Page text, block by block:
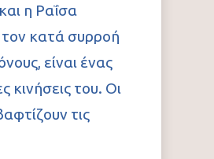
η Ραΐσα
τον κατά συρροή
είναι ένας
κινήσεις του. Οι
τις